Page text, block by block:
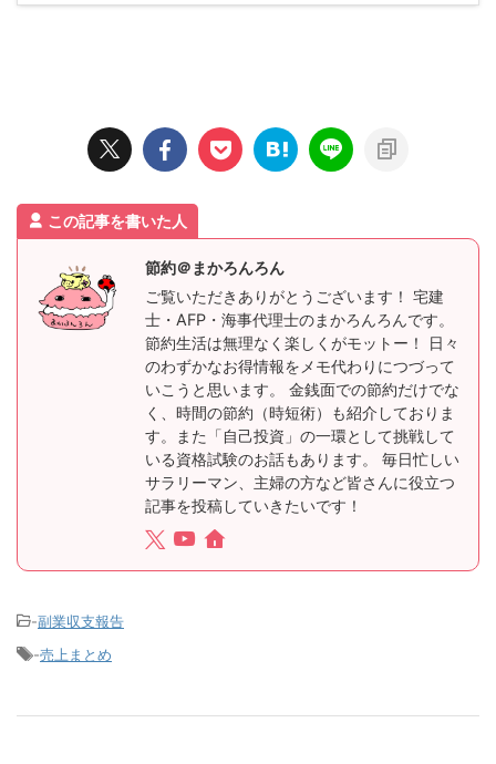
この記事を書いた人
節約＠まかろんろん
ご覧いただきありがとうございます！ 宅建
士・AFP・海事代理士のまかろんろんです。
節約生活は無理なく楽しくがモットー！ 日々
のわずかなお得情報をメモ代わりにつづって
いこうと思います。 金銭面での節約だけでな
く、時間の節約（時短術）も紹介しておりま
す。また「自己投資」の一環として挑戦して
いる資格試験のお話もあります。 毎日忙しい
サラリーマン、主婦の方など皆さんに役立つ
記事を投稿していきたいです！
-副業収支報告
-売上まとめ